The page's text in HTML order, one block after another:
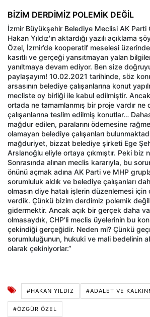
BİZİM DERDİMİZ POLEMİK DEĞİL
İzmir Büyükşehir Belediye Meclisi AK Parti
Hakan Yıldız'ın aktardığı yazılı açıklama
Özel, İzmir’de kooperatif meselesi
kasıtlı ve gerçeği yansıtmayan yalan
yanıltmaya devam ediyor. Ben size
paylaşayım! 10.02.2021 tarihinde, söz
arsasının belediye çalışanlarına konut
mecliste oy birliği ile kabul edilmiştir.
ortada ne tamamlanmış bir proje vardır ne
çalışanlarına teslim edilmiş konutlar…
mağdur edilen, paralarını ödemesine
olamayan belediye çalışanları
mağduriyet, bizzat belediye şirketi Ege
Arslanoğlu eliyle ortaya çıkmıştır. Peki biz
Sonrasında alınan meclis kararıyla, bu
önünü açmak adına AK Parti ve MHP
sorumluluk aldık ve belediye çalışanları
olmasın diye hatalı işlerin düzenlemesi
verdik. Çünkü bizim derdimiz polemik
gidermektir. Ancak açık bir gerçek daha
olmasaydık, CHP’li meclis üyelerinin bu
çekindiği gerçeğidir. Neden mi? Çünkü
sorumluluğunun, hukuki ve mali bedelinin
olarak çekiniyorlar.”
#HAKAN YILDIZ #ADALET VE
#ÖZGÜR ÖZEL